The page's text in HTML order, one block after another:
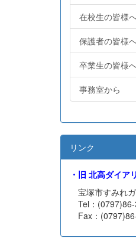
在校生の皆様
保護者の皆様
卒業生の皆様
事務室から
リンク
・旧 北高ダイア
宝塚市すみれ
Tel：
Fax：